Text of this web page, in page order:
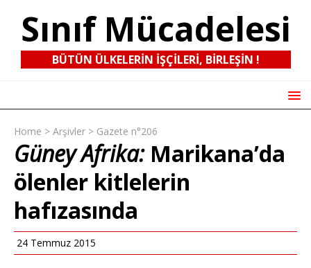
Sınıf Mücadelesi
BÜTÜN ÜLKELERIN IŞÇILERI, BIRLEŞIN !
Home > Arşivler > Gazete n°206
Güney Afrika:Marikana’da
ölenler kitlelerin
hafızasında
24 Temmuz 2015